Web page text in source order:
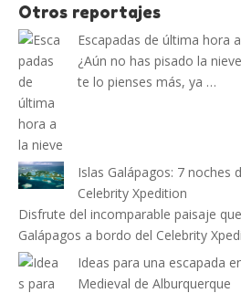
Otros reportajes
Escapadas de última hora
¿Aún no has pisado la
te lo pienses más, ya …
Islas Galápagos: 7 noches
Celebrity Xpedition
Disfrute del incomparable paisaje
Galápagos a bordo del Celebrity
Ideas para una escapada
Medieval de Alburquerque